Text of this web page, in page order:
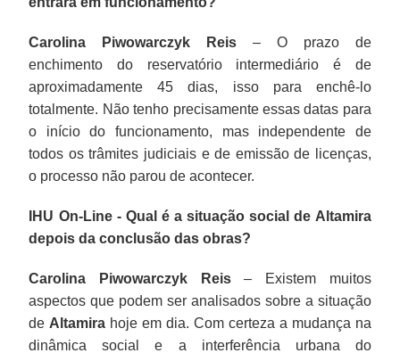
Carolina Piwowarczyk Reis – O prazo de
enchimento do reservatório intermediário é de
aproximadamente 45 dias, isso para enchê-lo
totalmente. Não tenho precisamente essas datas para
o início do funcionamento, mas independente de
todos os trâmites judiciais e de emissão de licenças,
o processo não parou de acontecer.
IHU On-Line - Qual é a situação social de Altamira
depois da conclusão das obras?
Carolina Piwowarczyk Reis– Existem muitos
aspectos que podem ser analisados sobre a situação
de Altamira hoje em dia. Com certeza a mudança na
dinâmica social e a interferência urbana do